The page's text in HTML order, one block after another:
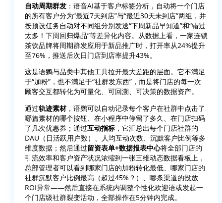
自动周期群发 ：语音AI基于客户标签分析，自动将一个门店
的所有客户分为“最近7天到店”与“最近30天未到店”两组，并
按预设任务自动对不同组分别发送“下周新品早知道”和“错过
太多！下周回归爆品”等差异化内容。从数据上看，一家连锁
茶饮品牌将周期群发应用于新品推广时，打开率从24%提升
至76%，推送后次日门店到店率提升43%。
这是语鹦与品类中其他工具拉开最大差距的层面。它不满足
于“加粉”，也不满足于“社群发东西”，而是将门店的每一次
顾客交互都转化为可量化、可回溯、可决策的数据资产。
通过轨迹素材，语鹦可以自动记录每个客户在社群中点击了
哪篇素材的哪个按钮、在小程序中停留了多久、在门店扫码
了几次优惠券；通过互动指标 ，它汇总出每个门店社群的
DAU（日活跃用户数）、人均互动次数、沉默客户比例等多
维度数据；然后通过留资表单+数据报表中心将全部门店的
引流效率和客户资产状况浓缩到一张三维动态数据看板上，
总部管理者可以看到哪家门店的加粉转化最低、哪家门店的
社群沉默客户比例最高（超过45%？）、哪条渠道的投放
ROI异常——然后直接在系统内调整个性化欢迎语或发起一
个门店级社群裂变活动，全部操作在5分钟内完成。